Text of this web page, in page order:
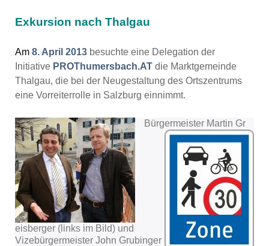
Exkursion nach Thalgau
Am 8. April 2013 besuchte eine Delegation der
Initiative PROThumersbach.AT die Marktgemeinde
Thalgau, die bei der Neugestaltung des Ortszentrums
eine Vorreiterrolle in Salzburg einnimmt.
Bürgermeister Martin Gr
eisberger (links im Bild) und
Vizebürgermeister John Grubinger